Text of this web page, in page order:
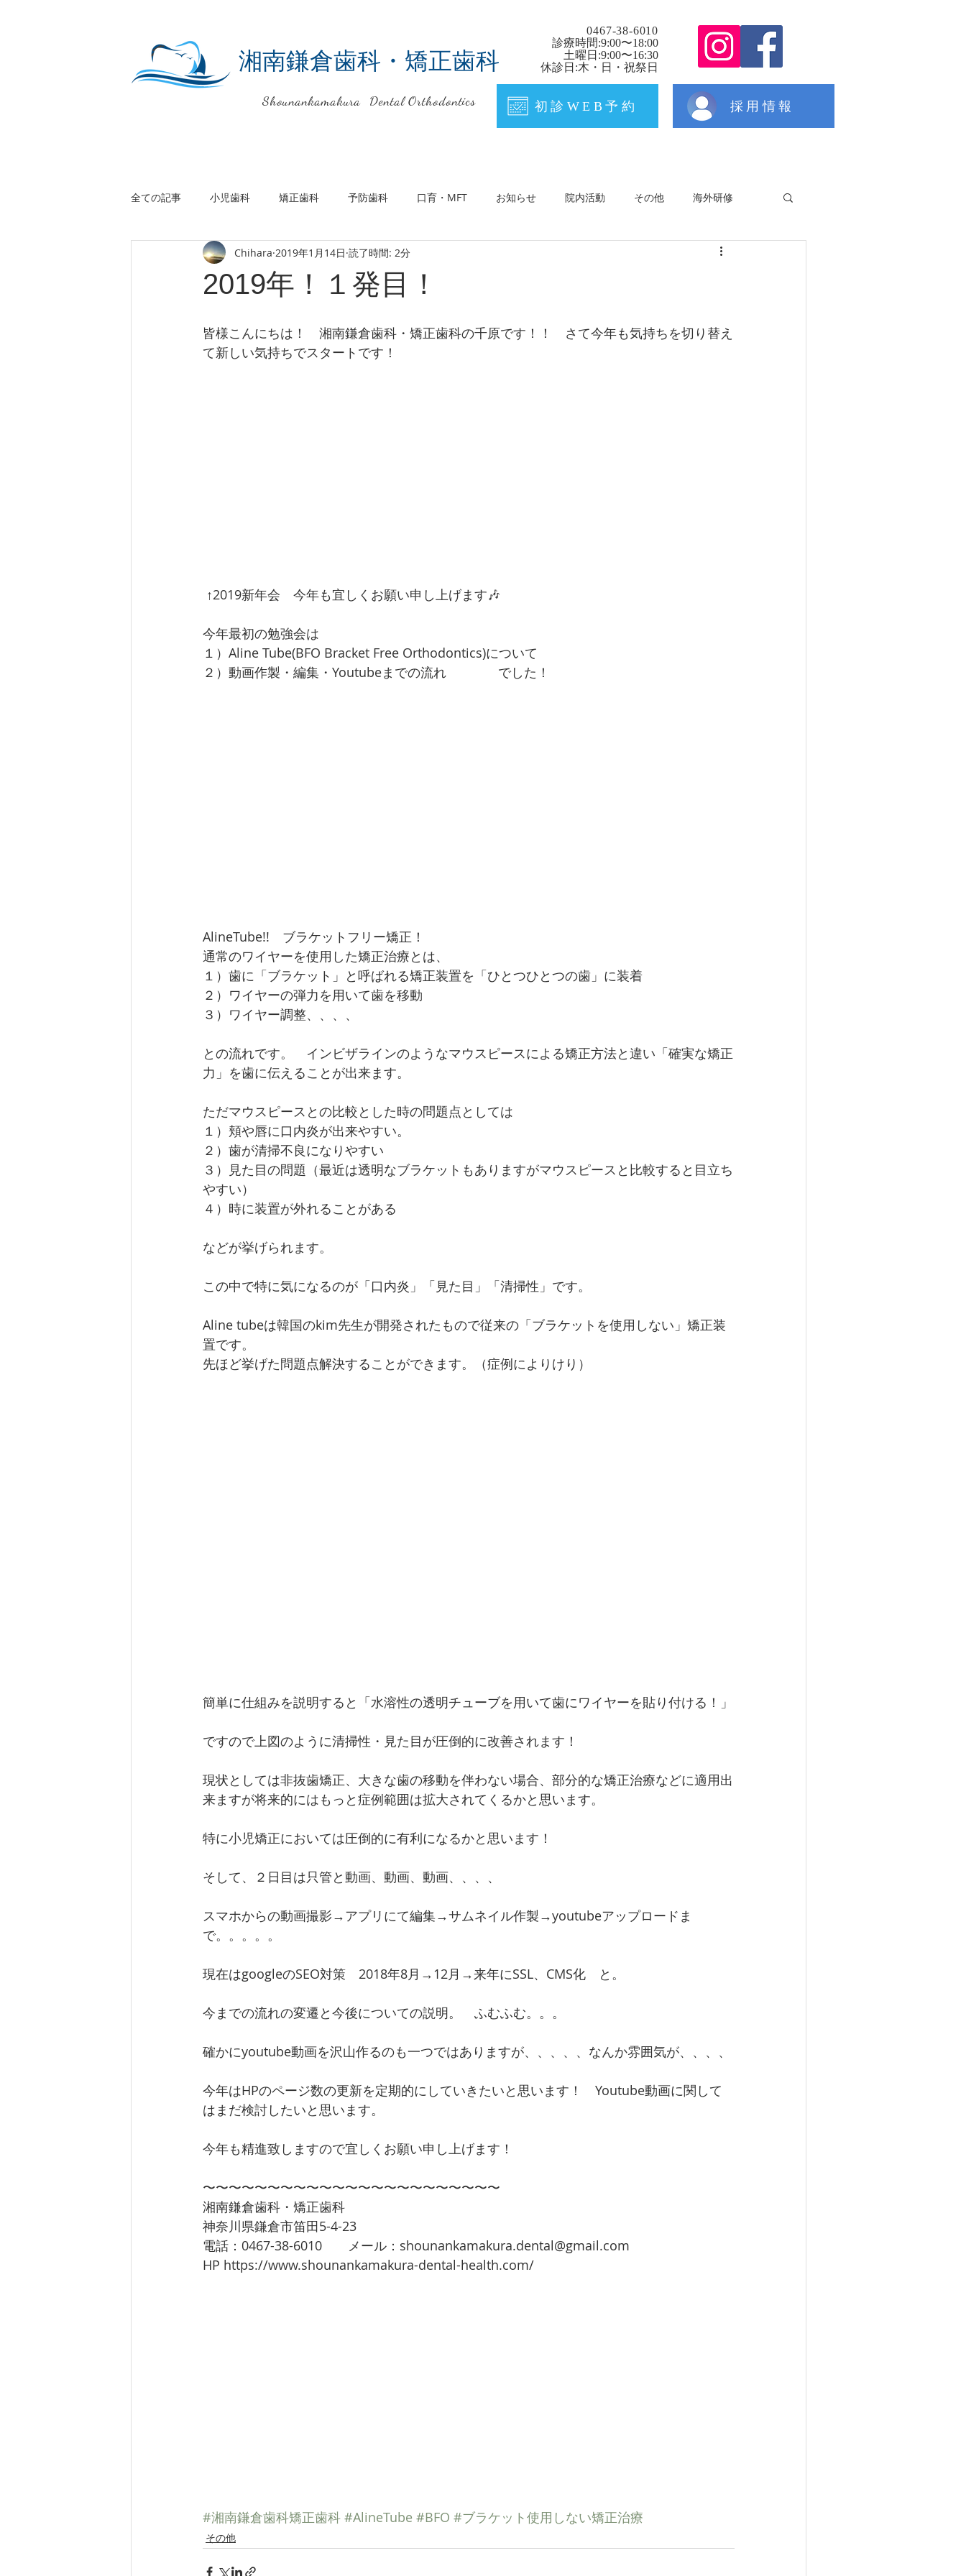
湘南鎌倉歯科・矯正歯科
0467-38-6010
診療時間:9:00〜18:00
土曜日:9:00〜16:30
休診日:木・日・祝祭日
Shounankamakura Dental Orthodontics 初診WEB予約 採用情報
全ての記事 小児歯科 矯正歯科 予防歯科 口育・MFT お知らせ 院内活動 その他 海外研修
マイクロスコープ
2019年！１発目！
Chihara 2019年1月14日 読了時間: 2分
皆様こんにちは！　湘南鎌倉歯科・矯正歯科の千原です！！　さて今年も気持ちを切り替え
て新しい気持ちでスタートです！
↑2019新年会　今年も宜しくお願い申し上げます🎶
今年最初の勉強会は
１）Aline Tube(BFO Bracket Free Orthodontics)について
２）動画作製・編集・Youtubeまでの流れ　　　　でした！
AlineTube!!　ブラケットフリー矯正！
通常のワイヤーを使用した矯正治療とは、
１）歯に「ブラケット」と呼ばれる矯正装置を「ひとつひとつの歯」に装着
２）ワイヤーの弾力を用いて歯を移動
３）ワイヤー調整、、、、
との流れです。　インビザラインのようなマウスピースによる矯正方法と違い「確実な矯正
力」を歯に伝えることが出来ます。
ただマウスピースとの比較とした時の問題点としては
１）頬や唇に口内炎が出来やすい。
２）歯が清掃不良になりやすい
３）見た目の問題（最近は透明なブラケットもありますがマウスピースと比較すると目立ち
やすい）
４）時に装置が外れることがある
などが挙げられます。
この中で特に気になるのが「口内炎」「見た目」「清掃性」です。
Aline tubeは韓国のkim先生が開発されたもので従来の「ブラケットを使用しない」矯正装
置です。
先ほど挙げた問題点解決することができます。（症例によりけり）
簡単に仕組みを説明すると「水溶性の透明チューブを用いて歯にワイヤーを貼り付ける！」
ですので上図のように清掃性・見た目が圧倒的に改善されます！
現状としては非抜歯矯正、大きな歯の移動を伴わない場合、部分的な矯正治療などに適用出
来ますが将来的にはもっと症例範囲は拡大されてくるかと思います。
特に小児矯正においては圧倒的に有利になるかと思います！
そして、２日目は只管と動画、動画、動画、、、、
スマホからの動画撮影→アプリにて編集→サムネイル作製→youtubeアップロードま
で。。。。。
現在はgoogleのSEO対策　2018年8月→12月→来年にSSL、CMS化　と。
今までの流れの変遷と今後についての説明。　ふむふむ。。。
確かにyoutube動画を沢山作るのも一つではありますが、、、、、なんか雰囲気が、、、、
今年はHPのページ数の更新を定期的にしていきたいと思います！　Youtube動画に関して
はまだ検討したいと思います。
今年も精進致しますので宜しくお願い申し上げます！
〜〜〜〜〜〜〜〜〜〜〜〜〜〜〜〜〜〜〜〜〜〜〜
湘南鎌倉歯科・矯正歯科
神奈川県鎌倉市笛田5-4-23
電話：0467-38-6010　　メール：shounankamakura.dental@gmail.com
HP https://www.shounankamakura-dental-health.com/
#湘南鎌倉歯科矯正歯科 #AlineTube #BFO #ブラケット使用しない矯正治療
その他